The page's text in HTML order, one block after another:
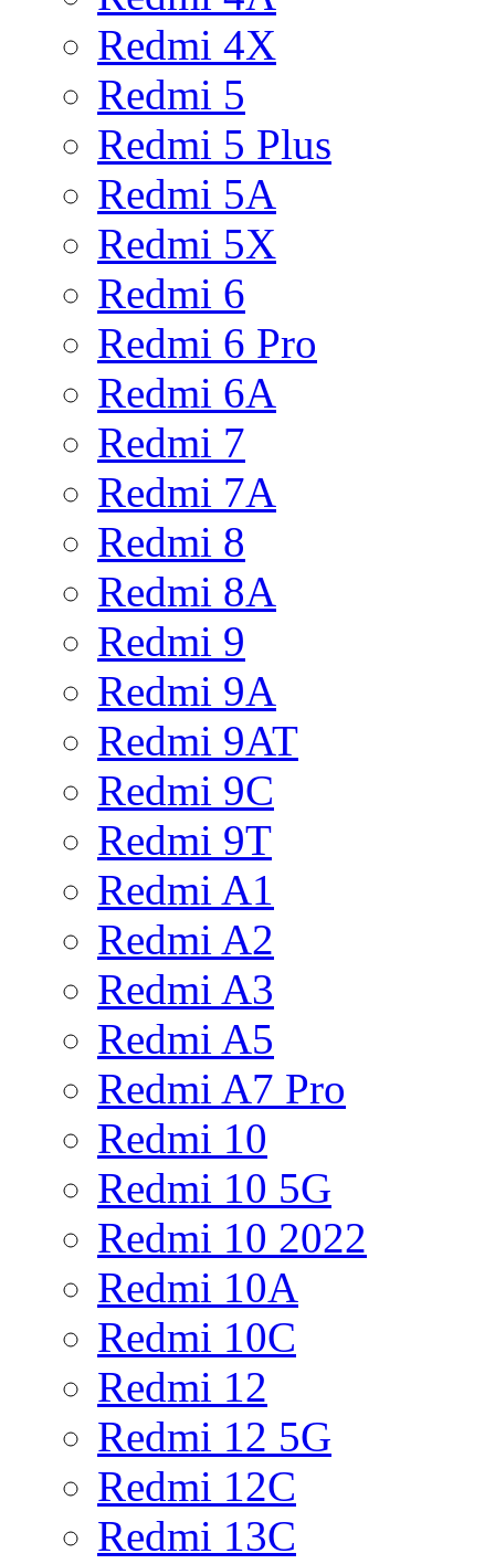
Redmi 4X
Redmi 5
Redmi 5 Plus
Redmi 5A
Redmi 5X
Redmi 6
Redmi 6 Pro
Redmi 6A
Redmi 7
Redmi 7A
Redmi 8
Redmi 8A
Redmi 9
Redmi 9A
Redmi 9AT
Redmi 9C
Redmi 9T
Redmi A1
Redmi A2
Redmi A3
Redmi A5
Redmi A7 Pro
Redmi 10
Redmi 10 5G
Redmi 10 2022
Redmi 10A
Redmi 10C
Redmi 12
Redmi 12 5G
Redmi 12C
Redmi 13C